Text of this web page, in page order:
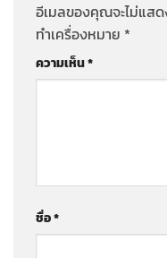
อีเมลของคุณจะไม่แส
ทำเครื่องหมาย *
ความเห็น*
ชื่อ*